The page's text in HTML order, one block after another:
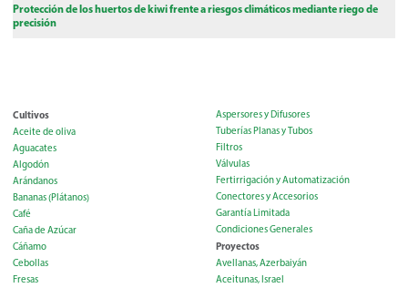
Protección de los huertos de kiwi frente a riesgos climáticos mediante riego de
precisión
Cultivos
Aceite de oliva
Aguacates
Algodón
Arándanos
Bananas (Plátanos)
Café
Caña de Azúcar
Cáñamo
Cebollas
Fresas
Aspersores y Difusores
Tuberías Planas y Tubos
Filtros
Válvulas
Fertirrigación y Automatización
Conectores y Accesorios
Garantía Limitada
Condiciones Generales
Proyectos
Avellanas, Azerbaiyán
Aceitunas, Israel